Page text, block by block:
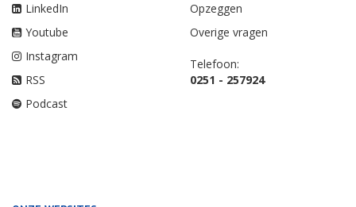
LinkedIn
Youtube
Instagram
RSS
Podcast
Opzeggen
Overige vragen
Telefoon:
0251 - 257924